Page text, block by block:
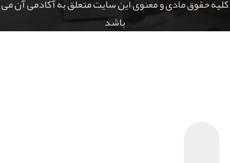
کلیه حقوق مادی و معنوی این سایت متعلق به آکادمی آن می
باشد